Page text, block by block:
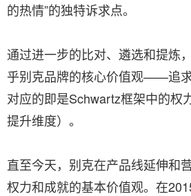
的热情”的独特诉求点。
通过进一步的比对、遴选和提炼
乎别克品牌的核心价值观——追求
对应的即是Schwartz框架中的权
提升维度）。
直至今天，别克在产品线延伸和
权力和成就的基本价值观。在